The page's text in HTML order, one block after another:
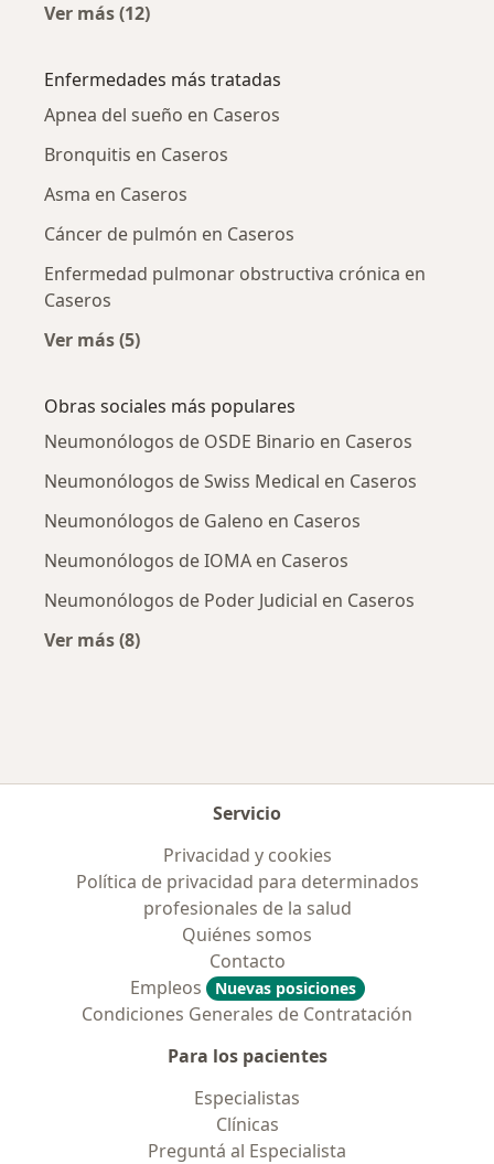
Ver más (12)
Enfermedades más tratadas
Apnea del sueño en Caseros
Bronquitis en Caseros
Asma en Caseros
Cáncer de pulmón en Caseros
Enfermedad pulmonar obstructiva crónica en
Caseros
Ver más (5)
Obras sociales más populares
Neumonólogos de OSDE Binario en Caseros
Neumonólogos de Swiss Medical en Caseros
Neumonólogos de Galeno en Caseros
Neumonólogos de IOMA en Caseros
Neumonólogos de Poder Judicial en Caseros
Ver más (8)
Servicio
Privacidad y cookies
Política de privacidad para determinados
profesionales de la salud
Quiénes somos
Contacto
Empleos
Nuevas posiciones
Condiciones Generales de Contratación
Para los pacientes
Especialistas
Clínicas
Preguntá al Especialista